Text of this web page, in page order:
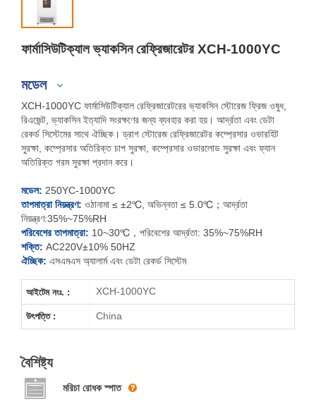
ফার্মাসিউটিক্যাল ভ্যাকসিন রেফ্রিজারেটর XCH-1000YC
মডেল
XCH-250YC
XCH-400YC
XCH-500YC
XCH-800YC
XCH-1000YC
XCH-1000YC ফার্মাসিউটিক্যাল রেফ্রিজারেটরের ভ্যাকসিন স্টোরেজ ফ্রিজ ওষুধ,
রিএজেন্ট, ভ্যাকসিন ইত্যাদি সংরক্ষণের জন্য ব্যবহার করা হয়। আর্দ্রতা এবং ডেটা
রেকর্ড সিস্টেমের সাথে ঐচ্ছিক। ড্রাগ স্টোরেজ রেফ্রিজারেটর কম্প্রেসার ওভারহিট
সুরক্ষা, কম্প্রেসার অতিরিক্ত চাপ সুরক্ষা, কম্প্রেসার ওভারলোড সুরক্ষা এবং ফ্যান
অতিরিক্ত গরম সুরক্ষা প্রদান করে।
মডেল: 250YC-1000YC
তাপমাত্রা নিয়ন্ত্রণ: ওঠানামা ≤ ±2℃, অভিন্নতা ≤ 5.0℃；আর্দ্রতা
নিয়ন্ত্রণ:35%~75%RH
পরিবেশের তাপমাত্রা: 10~30℃，পরিবেশের আর্দ্রতা: 35%~75%RH
শক্তি: AC220V±10% 50HZ
ঐচ্ছিক: এসএমএস অ্যালার্ম এবং ডেটা রেকর্ড সিস্টেম
আইটেম নংঃ. : XCH-1000YC
উৎপত্তি : China
বৈশিষ্ট্য
মরিচা রোধক স্পাত